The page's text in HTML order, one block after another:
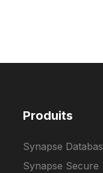
Produits
Synapse
Synapse Secure